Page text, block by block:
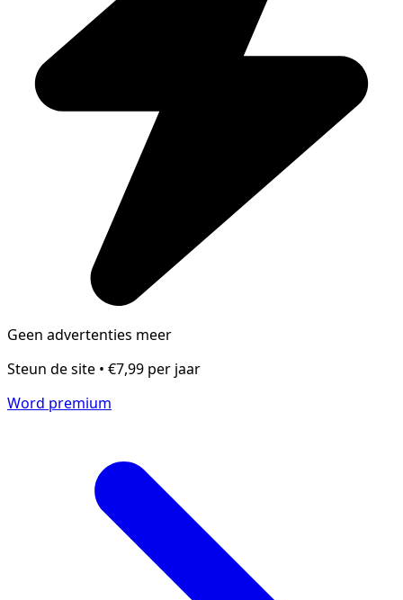
Geen advertenties meer
Steun de site • €7,99 per jaar
Word premium